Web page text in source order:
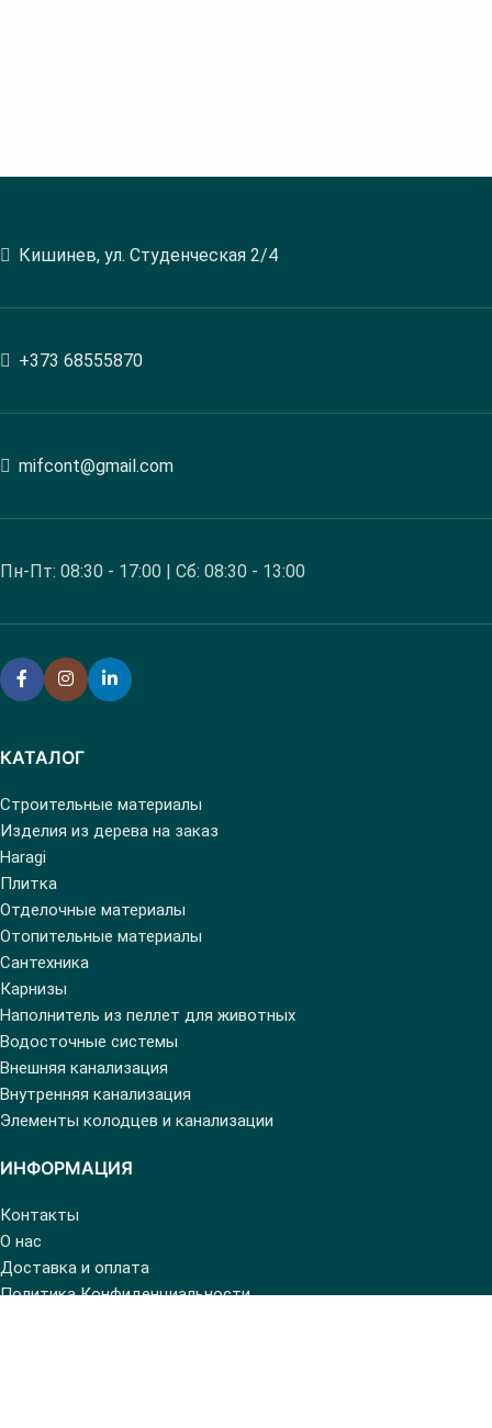
Кишинев, ул. Студенческая 2/4
+373 68555870
mifcont@gmail.com
Пн-Пт: 08:30 - 17:00 | Сб: 08:30 - 13:00
КАТАЛОГ
Строительные материалы
Изделия из дерева на заказ
Haragi
Плитка
Отделочные материалы
Отопительные материалы
Сантехника
Карнизы
Наполнитель из пеллет для животных
Водосточные системы
Внешняя канализация
Внутренняя канализация
Элементы колодцев и канализации
ИНФОРМАЦИЯ
Контакты
О нас
Доставка и оплата
Политика Конфиденциальности